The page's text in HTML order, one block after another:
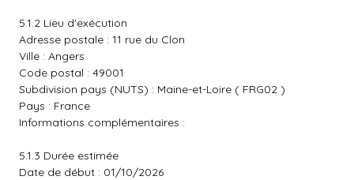
5.1.2 Lieu d'exécution
Adresse postale : 11 rue du Clon
Ville : Angers
Code postal : 49001
Subdivision pays (NUTS) : Maine-et-Loire ( FRG02 )
Pays : France
Informations complémentaires :
5.1.3 Durée estimée
Date de début : 01/10/2026